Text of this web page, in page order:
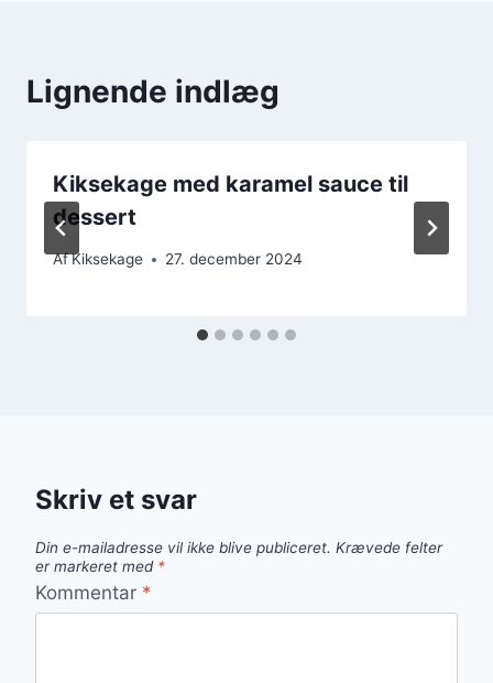
Lignende indlæg
Kiksekage med karamel sauce til
dessert
AfKiksekage 27. december 2024
Skriv et svar
Din e-mailadresse vil ikke blive publiceret. Krævede felter
er markeret med *
Kommentar *